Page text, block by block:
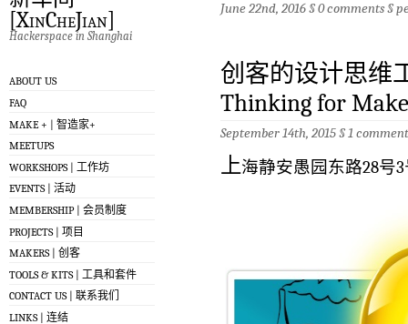
[XinCheJian]
Hackerspace in Shanghai
ABOUT US
FAQ
MAKE + | 智造家+
MEETUPS
WORKSHOPS | 工作坊
EVENTS | 活动
MEMBERSHIP | 会员制度
PROJECTS | 项目
MAKERS | 创客
TOOLS & KITS | 工具和套件
CONTACT US | 联系我们
LINKS | 连结
June 22nd, 2016 §0 comments§
创客的设计思维
Thinking for
September 14th, 2015 §1 comment
上海静安愚园东路28号